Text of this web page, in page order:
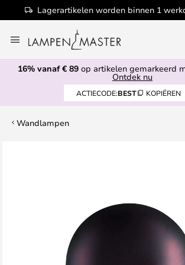
Lagerartikelen worden binnen 1
naar
de
inhoud
16% vanaf € 89 op artikelen gemarkeerd
Ontdek nu
ACTIECODE:BEST KOPIËREN
Wandlampen